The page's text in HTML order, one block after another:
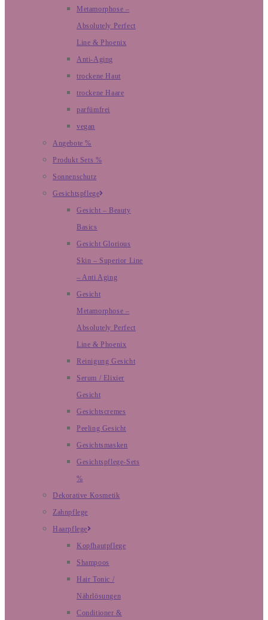
Metamorphose –
Absolutely Perfect
Line & Phoenix
Anti-Aging
trockene Haut
trockene Haare
parfümfrei
vegan
Angebote %
Produkt Sets %
Sonnenschutz
Gesichtspflege
Gesicht – Beauty
Basics
Gesicht Glorious
Skin – Superior Line
– Anti Aging
Gesicht
Metamorphose –
Absolutely Perfect
Line & Phoenix
Reinigung Gesicht
Serum / Elixier
Gesicht
Gesichtscremes
Peeling Gesicht
Gesichtsmasken
Gesichtspflege-Sets
%
Dekorative Kosmetik
Zahnpflege
Haarpflege
Kopfhautpflege
Shampoos
Hair Tonic /
Nährlösungen
Conditioner &